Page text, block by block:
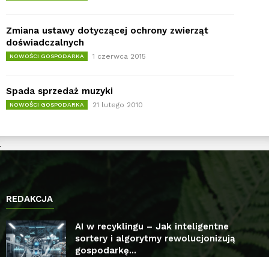
Zmiana ustawy dotyczącej ochrony zwierząt
doświadczalnych
NOWOŚCI GOSPODARKA 1 czerwca 2015
Spada sprzedaż muzyki
NOWOŚCI GOSPODARKA 21 lutego 2010
REDAKCJA
AI w recyklingu – Jak inteligentne
sortery i algorytmy rewolucjonizują
gospodarkę...